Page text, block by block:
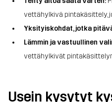
vettähylkivä pintakäsittely,
Yksityiskohdat, jotka
Lämmin ja vastuullinen
vettähylkivät
Usein kysytyt